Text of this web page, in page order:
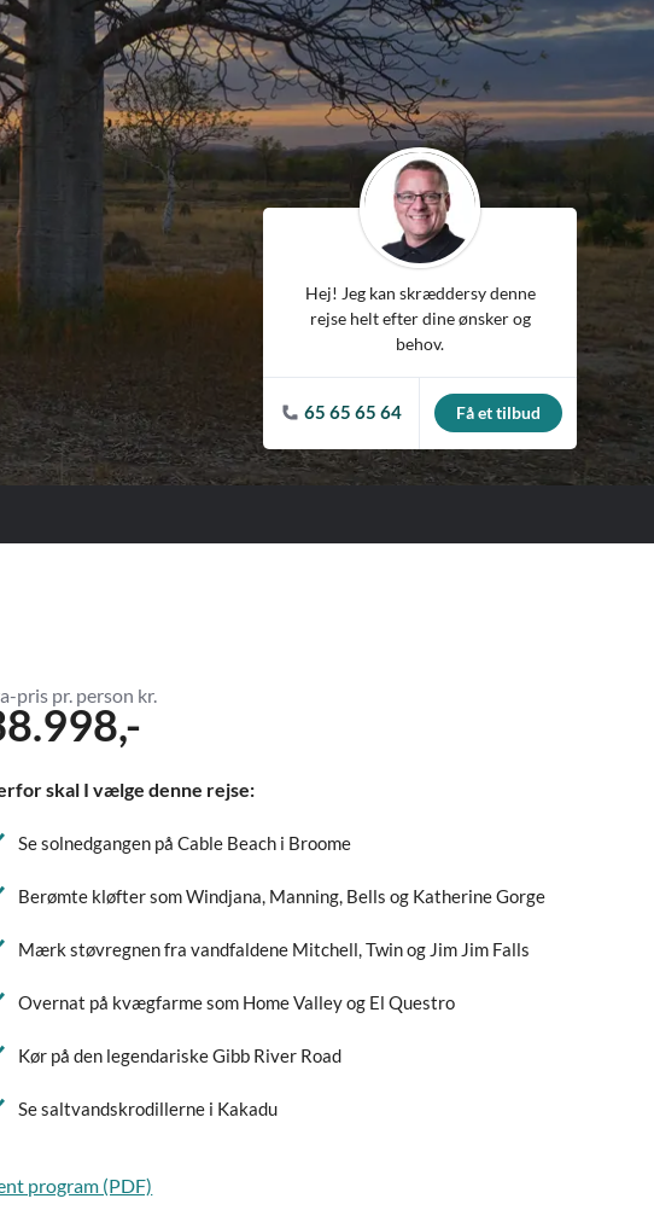
VIVA Cruises
Hej! Jeg kan skræddersy denne
rejse helt efter dine ønsker og
behov.
65 65 65 64 Få et tilbud
pris pr. person kr.
skal I vælge denne rejse:
Se solnedgangen på Cable Beach i Broome
Berømte kløfter som Windjana, Manning, Bells og Katherine Gorge
Mærk støvregnen fra vandfaldene Mitchell, Twin og Jim Jim Falls
Overnat på kvægfarme som Home Valley og El Questro
Kør på den legendariske Gibb River Road
Se saltvandskrodillerne i Kakadu
program (PDF)